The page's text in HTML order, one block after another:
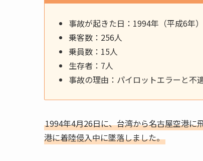
事故が起きた日：1994年（平成6年
乗客数：256人
乗員数：15人
生存者：7人
事故の理由：パイロットエラーと不
1994年4月26日に、台湾から名古屋空港に
港に着陸侵入中に墜落しました。